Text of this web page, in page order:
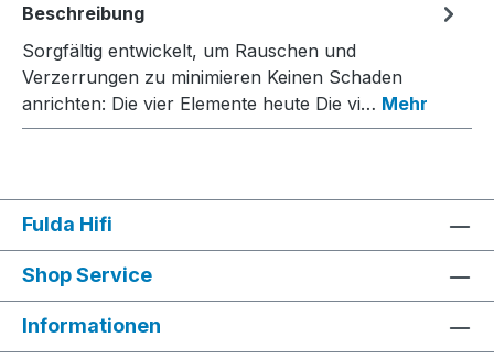
Beschreibung
Sorgfältig entwickelt, um Rauschen und
Verzerrungen zu minimieren Keinen Schaden
anrichten: Die vier Elemente heute Die vi… Mehr
Fulda Hifi
Shop Service
Informationen